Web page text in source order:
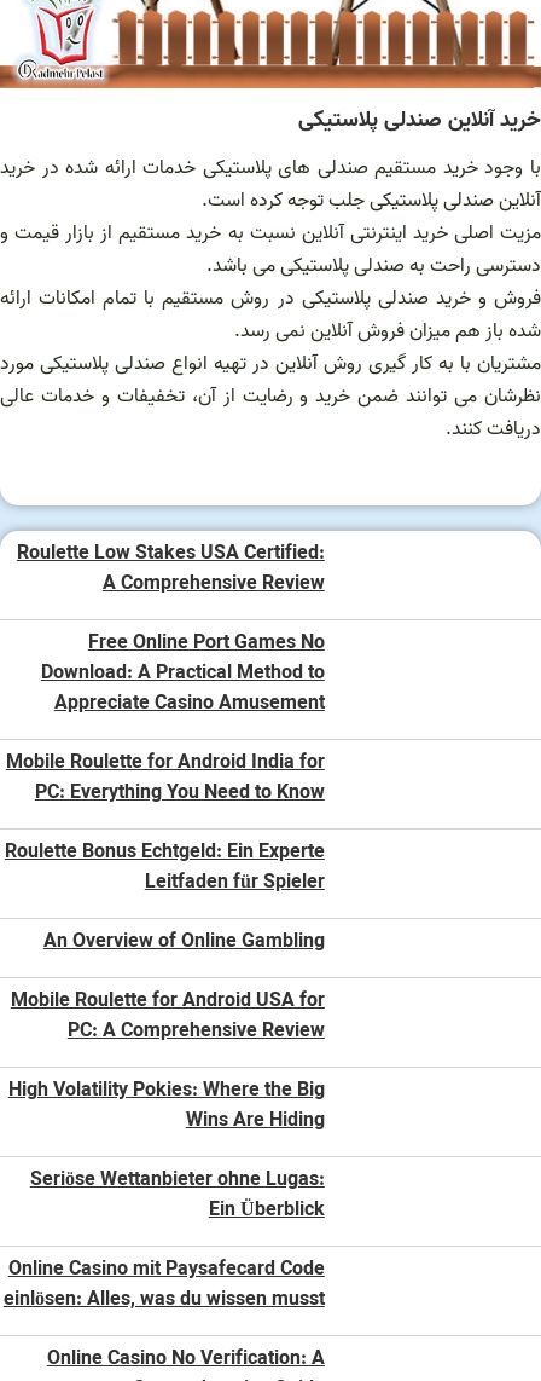
خرید آنلاین صندلی پلاستیکی
با وجود خرید مستقیم صندلی های پلاستیکی خدمات ارائه شده در خرید
آنلاین صندلی پلاستیکی جلب توجه کرده است.
مزیت اصلی خرید اینترنتی آنلاین نسبت به خرید مستقیم از بازار قیمت و
دسترسی راحت به صندلی پلاستیکی می باشد.
فروش و خرید صندلی پلاستیکی در روش مستقیم با تمام امکانات ارائه
شده باز هم میزان فروش آنلاین نمی رسد.
مشتریان با به کار گیری روش آنلاین در تهیه انواع صندلی پلاستیکی مورد
نظرشان می توانند ضمن خرید و رضایت از آن، تخفیفات و خدمات عالی
دریافت کنند.
Roulette Low Stakes USA Certified:
A Comprehensive Review
Free Online Port Games No
Download: A Practical Method to
Appreciate Casino Amusement
Mobile Roulette for Android India for
PC: Everything You Need to Know
Roulette Bonus Echtgeld: Ein Experte
Leitfaden für Spieler
An Overview of Online Gambling
Mobile Roulette for Android USA for
PC: A Comprehensive Review
High Volatility Pokies: Where the Big
Wins Are Hiding
Seriöse Wettanbieter ohne Lugas:
Ein Überblick
Online Casino mit Paysafecard Code
einlösen: Alles, was du wissen musst
Online Casino No Verification: A